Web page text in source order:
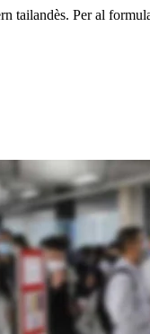
tailandès. Per al